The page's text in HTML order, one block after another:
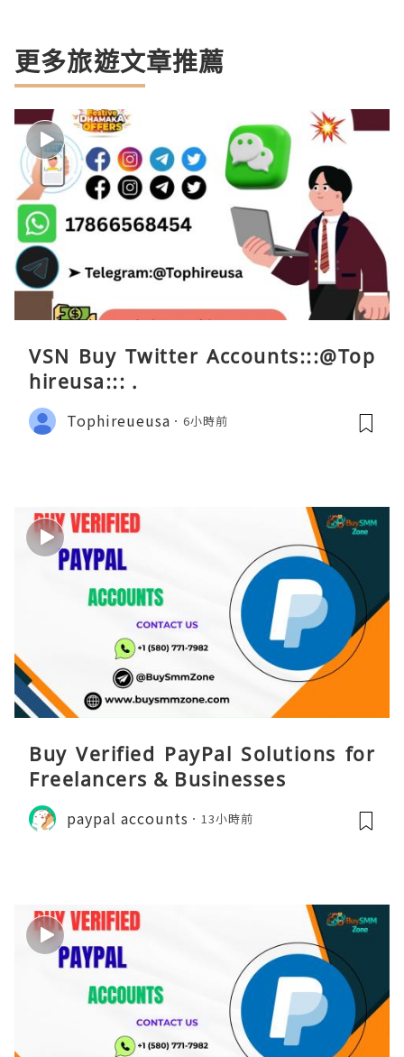
更多旅遊文章推薦
VSN Buy Twitter Accounts:::@Top
hireusa::: .
Tophireueusa 6小時前
Buy Verified PayPal Solutions for
Freelancers & Businesses
paypal accounts 13小時前